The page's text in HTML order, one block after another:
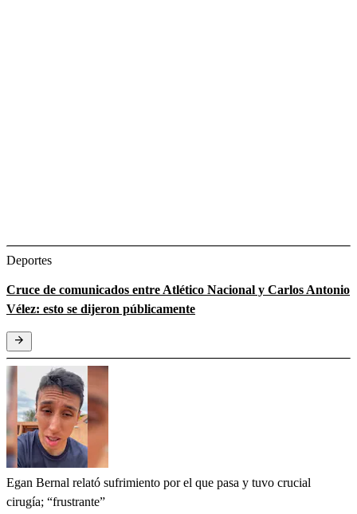
Deportes
Cruce de comunicados entre Atlético Nacional y Carlos Antonio
Vélez: esto se dijeron públicamente
Egan Bernal relató sufrimiento por el que pasa y tuvo crucial
cirugía; “frustrante”